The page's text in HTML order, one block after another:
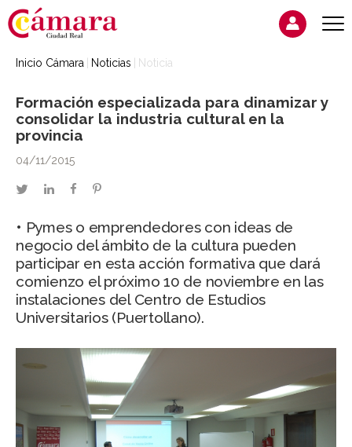
Inicio Cámara Noticias Noticia
Formación especializada para dinamizar y
consolidar la industria cultural en la
provincia
04/11/2015
twitterlinkedinfacebookpinterest
• Pymes o emprendedores con ideas de
negocio del ámbito de la cultura pueden
participar en esta acción formativa que dará
comienzo el próximo 10 de noviembre en las
instalaciones del Centro de Estudios
Universitarios (Puertollano).